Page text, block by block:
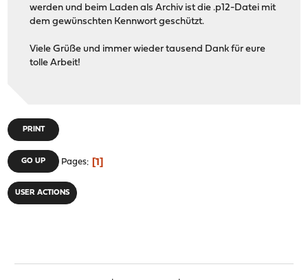
werden und beim Laden als Archiv ist die .p12-Datei mit
dem gewünschten Kennwort geschützt.
Viele Grüße und immer wieder tausend Dank für eure
tolle Arbeit!
PRINT
GO UP Pages 1
USER ACTIONS